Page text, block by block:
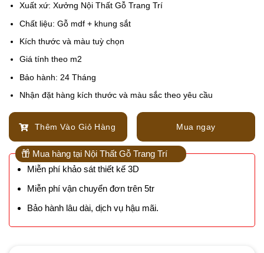
Xuất xứ: Xưởng Nội Thất Gỗ Trang Trí
Chất liệu: Gỗ mdf + khung sắt
Kích thước và màu tuỳ chọn
Giá tính theo m2
Bảo hành: 24 Tháng
Nhận đặt hàng kích thước và màu sắc theo yêu cầu
Thêm Vào Giỏ Hàng Mua ngay
Mua hàng tại Nội Thất Gỗ Trang Trí
Miễn phí khảo sát thiết kế 3D
Miễn phí vận chuyển đơn trên 5tr
Bảo hành lâu dài, dịch vụ hậu mãi.